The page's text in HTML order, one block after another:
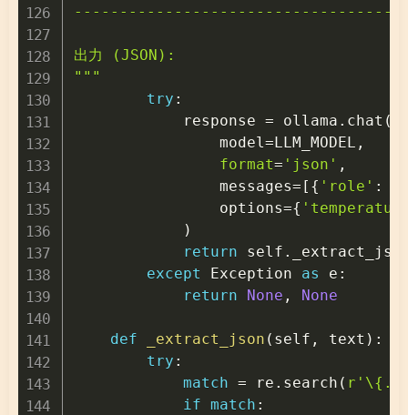
出力 (JSON):
"""
try :
            response
= ollama . chat (
                model
= LLM_MODEL ,
format= 'json' ,
                messages
= [ { 'role' :
                options
={
)
return self .
except Exception as e :
return
None , None
def _extract_json ( self , text ) :
try :
match = re . search (
if match :